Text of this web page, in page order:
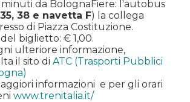
minuti da BolognaFiere: l'autobus
35, 38 e navetta F) la collega
di Piazza Costituzione.
biglietto: € 1,00.
ulteriore informazione,
il sito di ATC (Trasporti Pubblici
informazioni e per gli orari
www.trenitalia.it/